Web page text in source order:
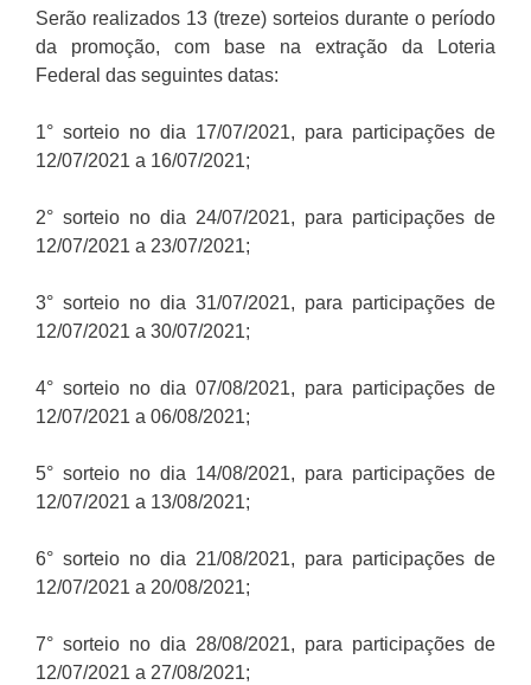
Serão realizados 13 (treze) sorteios durante o período
da promoção, com base na extração da Loteria
Federal das seguintes datas:
1° sorteio no dia 17/07/2021, para participações de
12/07/2021 a 16/07/2021;
2° sorteio no dia 24/07/2021, para participações de
12/07/2021 a 23/07/2021;
3° sorteio no dia 31/07/2021, para participações de
12/07/2021 a 30/07/2021;
4° sorteio no dia 07/08/2021, para participações de
12/07/2021 a 06/08/2021;
5° sorteio no dia 14/08/2021, para participações de
12/07/2021 a 13/08/2021;
6° sorteio no dia 21/08/2021, para participações de
12/07/2021 a 20/08/2021;
7° sorteio no dia 28/08/2021, para participações de
12/07/2021 a 27/08/2021;